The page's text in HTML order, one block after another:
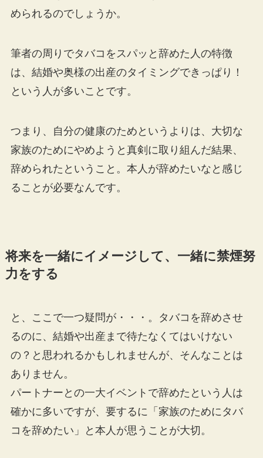
められるのでしょうか。
筆者の周りでタバコをスパッと辞めた人の特徴
は、結婚や奥様の出産のタイミングできっぱり！
という人が多いことです。
つまり、自分の健康のためというよりは、大切な
家族のためにやめようと真剣に取り組んだ結果、
辞められたということ。本人が辞めたいなと感じ
ることが必要なんです。
将来を一緒にイメージして、一緒に禁煙努
力をする
と、ここで一つ疑問が・・・。タバコを辞めさせ
るのに、結婚や出産まで待たなくてはいけない
の？と思われるかもしれませんが、そんなことは
ありません。
パートナーとの一大イベントで辞めたという人は
確かに多いですが、要するに「家族のためにタバ
コを辞めたい」と本人が思うことが大切。